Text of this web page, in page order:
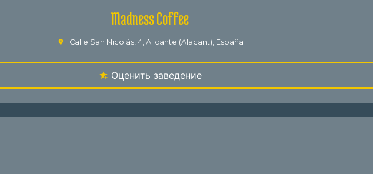
Madness Coffee
Calle San Nicolás, 4, Alicante (Alacant), España
Оценить заведение